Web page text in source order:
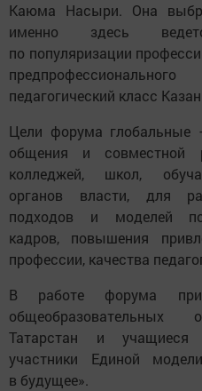
Каюма Насыри. Она
именно здесь
по популяризации
педагогический класс
Цели форума глобальные
общения и совместной
колледжей, школ,
органов власти, для
подходов и моделей
кадров, повышения
профессии, качества
В работе форума
общеобразовательных
Татарстан и учащиеся
участники Единой
в будущее».